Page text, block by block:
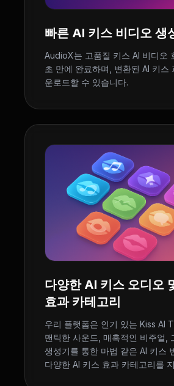
빠른 AI 키스 비디오 생
AudioX는 고품질 키스 AI 비디오
초 만에 완료하며, 변환된 AI 키스
운로드할 수 있습니다.
다양한 AI 키스 오디오
효과 카테고리
우리 플랫폼은 인기 있는 Kiss AI
맨틱한 사운드, 매혹적인 비주얼,
생성기를 통한 마법 같은 AI 키스
다양한 AI 키스 효과 카테고리를